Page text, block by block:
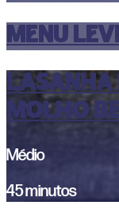
MENU
molho
Médio
45 minutos